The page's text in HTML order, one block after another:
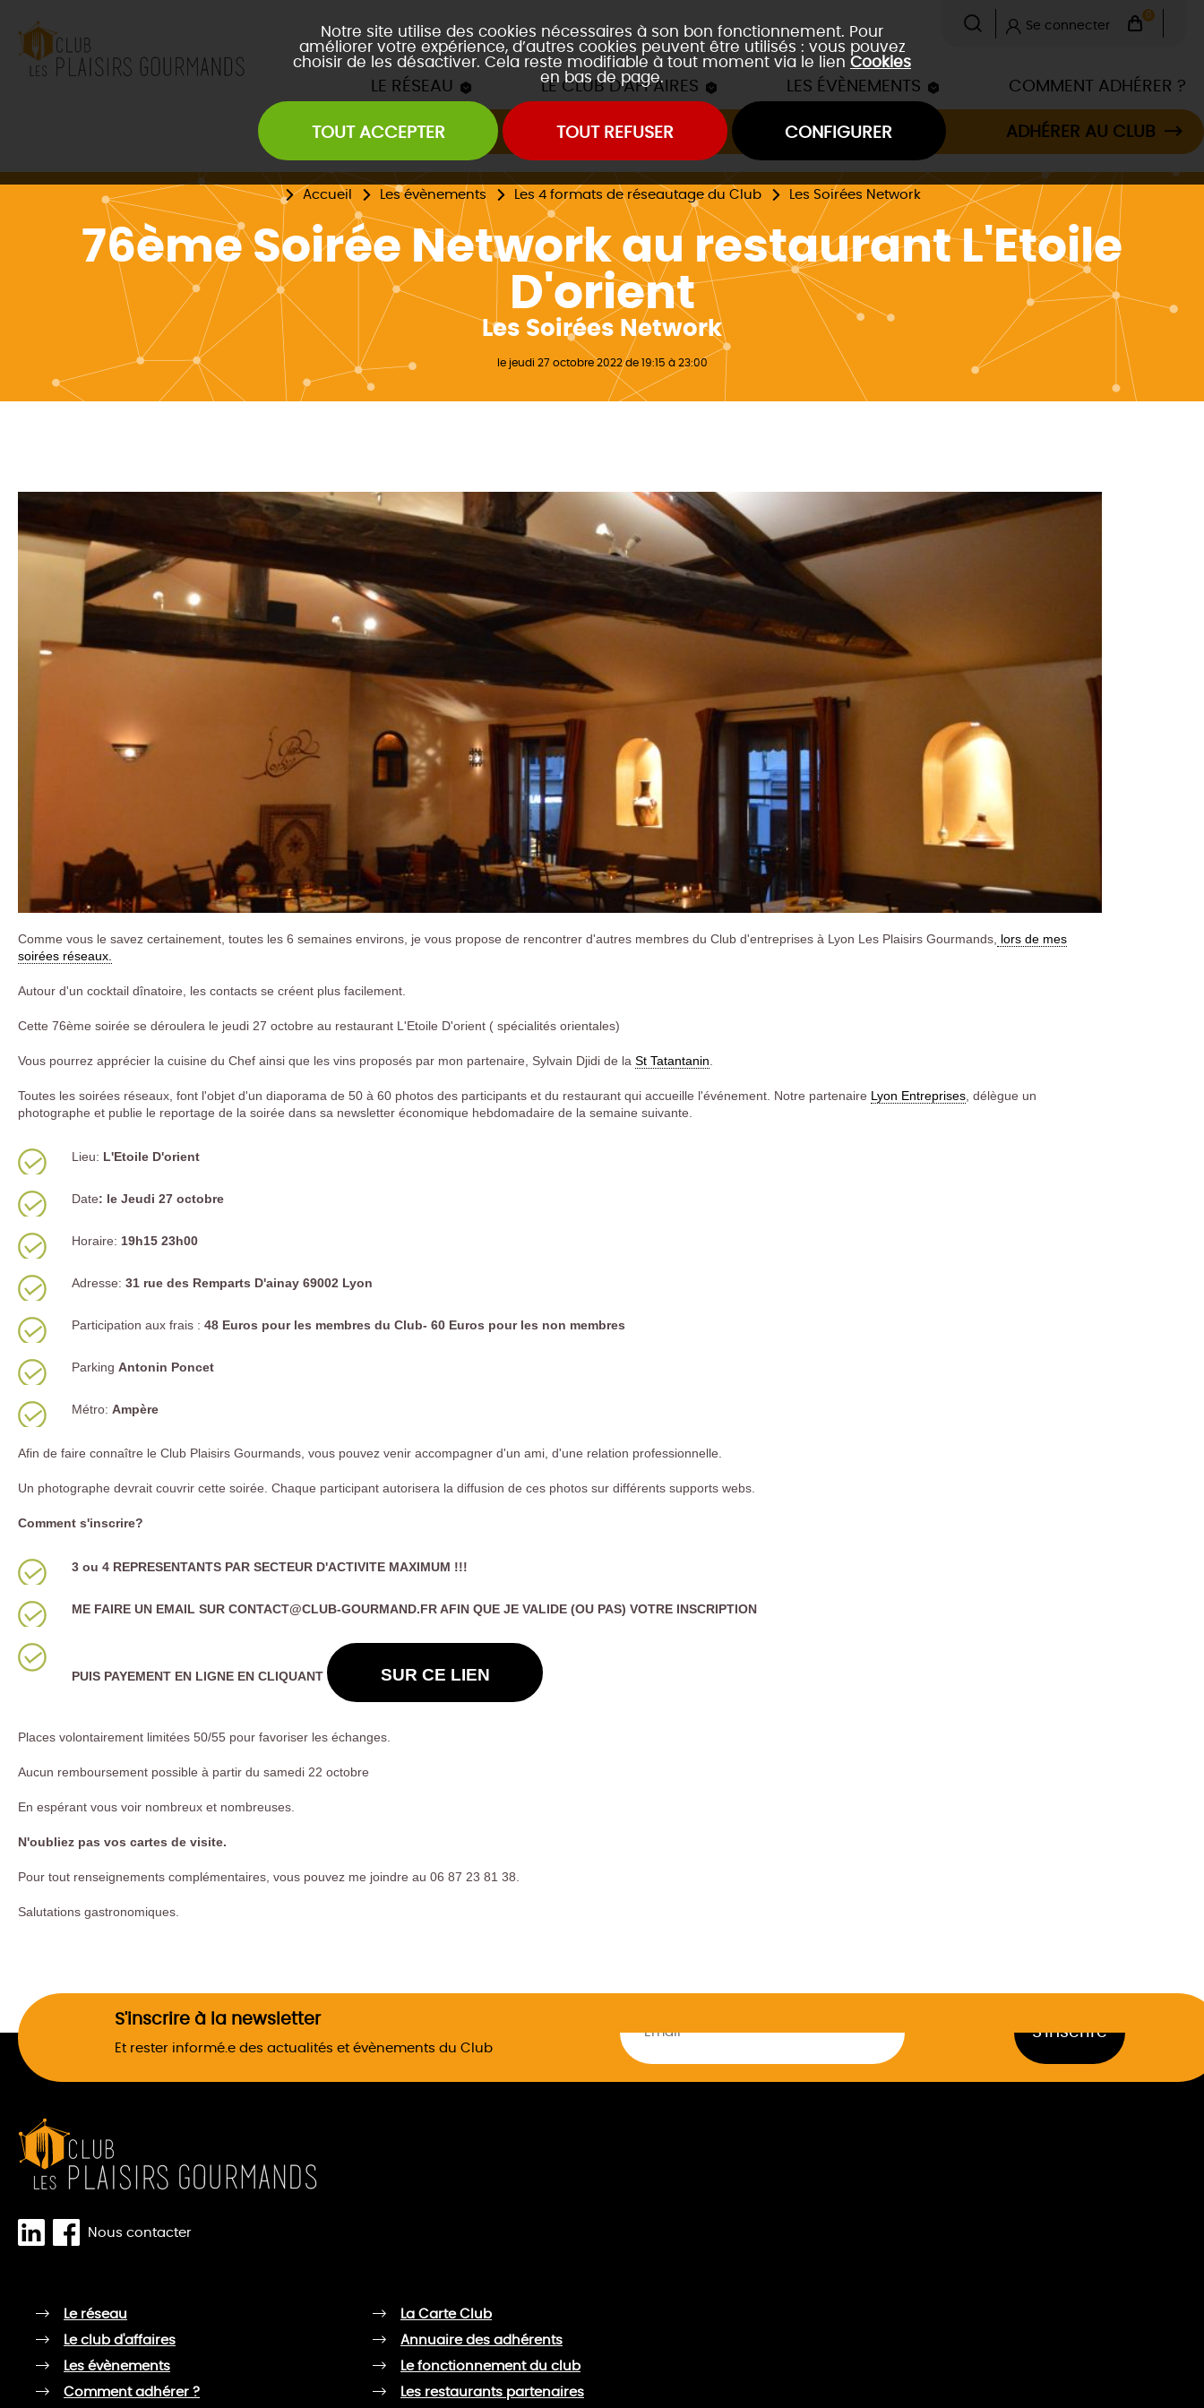
Notre site utilise des cookies nécessaires à son bon fonctionnement. Pour
améliorer votre expérience, d’autres cookies peuvent être utilisés : vous pouvez
choisir de les désactiver. Cela reste modifiable à tout moment via le lien Cookies
en bas de page.
TOUT ACCEPTER TOUT REFUSER CONFIGURER
0
Se connecter
LE RÉSEAU LE CLUB D'AFFAIRES LES ÉVÈNEMENTS
Les Afterwork du Club
Évènements Inter Club
Les mâchons du Club
Les event's "À la découverte de..."
COMMENT ADHÉRER ?
ADHÉRER AU CLUB
Accueil Les évènements Les 4 formats de réseautage du Club Les Soirées Network
76ème Soirée Network au restaurant L'Etoile
D'orient
Les Soirées Network
le jeudi 27 octobre 2022 de 19:15 à 23:00
Comme vous le savez certainement, toutes les 6 semaines environs, je vous propose de rencontrer d'autres membres du Club d'entreprises à Lyon Les Plaisirs Gourmands, lors de mes
soirées réseaux.
Autour d'un cocktail dînatoire, les contacts se créent plus facilement.
Cette 76ème soirée se déroulera le jeudi 27 octobre au restaurant L'Etoile D'orient ( spécialités orientales)
Vous pourrez apprécier la cuisine du Chef ainsi que les vins proposés par mon partenaire, Sylvain Djidi de la St Tatantanin
Toutes les soirées réseaux, font l'objet d'un diaporama de 50 à 60 photos des participants et du restaurant qui accueille l'événement. Notre partenaire Lyon Entreprises , délègue un
photographe et publie le reportage de la soirée dans sa newsletter économique hebdomadaire de la semaine suivante.
Lieu: L'Etoile D'orient
Date: le Jeudi 27 octobre
Horaire: 19h15 23h00
Adresse: 31 rue des Remparts D'ainay 69002 Lyon
Participation aux frais : 48 Euros pour les membres du Club- 60 Euros pour les non membres
Parking Antonin Poncet
Métro: Ampère
Afin de faire connaître le Club Plaisirs Gourmands, vous pouvez venir accompagner d'un ami, d'une relation professionnelle.
Un photographe devrait couvrir cette soirée. Chaque participant autorisera la diffusion de ces photos sur différents supports webs.
Comment s'inscrire?
3 ou 4 REPRESENTANTS PAR SECTEUR D'ACTIVITE MAXIMUM !!!
ME FAIRE UN EMAIL SUR CONTACT@CLUB-GOURMAND.FR AFIN QUE JE VALIDE (OU PAS) VOTRE INSCRIPTION
PUIS PAYEMENT EN LIGNE EN CLIQUANT SUR CE LIEN
Places volontairement limitées 50/55 pour favoriser les échanges.
Aucun remboursement possible à partir du samedi 22 octobre
En espérant vous voir nombreux et nombreuses.
N'oubliez pas vos cartes de visite.
Pour tout renseignements complémentaires, vous pouvez me joindre au 06 87 23 81 38.
Salutations gastronomiques.
S'inscrire à la newsletter
Et rester informé.e des actualités et évènements du Club
Nous contacter
Le réseau
Le club d'affaires
Les évènements
Comment adhérer ?
La Carte Club
Annuaire des adhérents
Le fonctionnement du club
Les restaurants partenaires